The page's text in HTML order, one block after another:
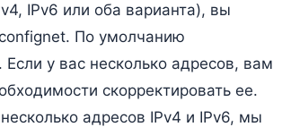
IPv6 или оба варианта), вы
По умолчанию
у вас несколько адресов, вам
скорректировать ее.
адресов IPv4 и IPv6, мы